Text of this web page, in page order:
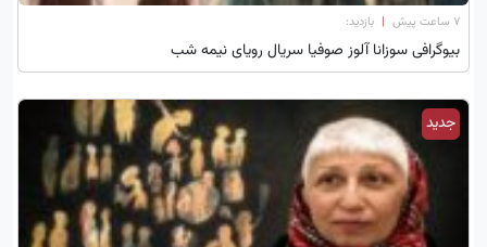
۷ ساعت پیش | بازدید:
بیوگرافی سوزانا آلوز صوفیا سریال رویای نیمه شب
جدید